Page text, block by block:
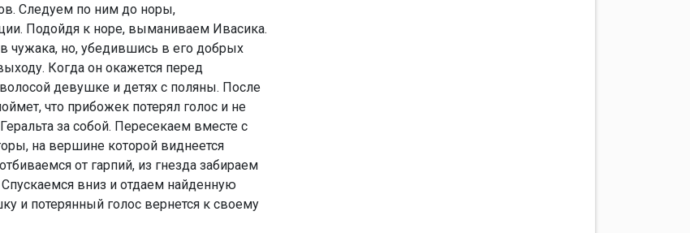
Следуем по ним до норы,
Подойдя к норе, выманиваем Ивасика.
чужака, но, убедившись в его добрых
Когда он окажется перед
девушке и детях с поляны. После
что прибожек потерял голос и не
за собой. Пересекаем вместе с
на вершине которой виднеется
от гарпий, из гнезда забираем
вниз и отдаем найденную
и потерянный голос вернется к своему